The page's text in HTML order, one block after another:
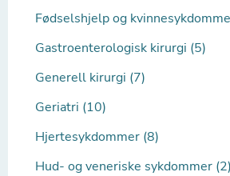
Fødselshjelp og
Gastroenterologisk kirurgi (5)
Generell kirurgi (7)
Geriatri (10)
Hjertesykdommer (8)
Hud- og veneriske sykdommer (2)